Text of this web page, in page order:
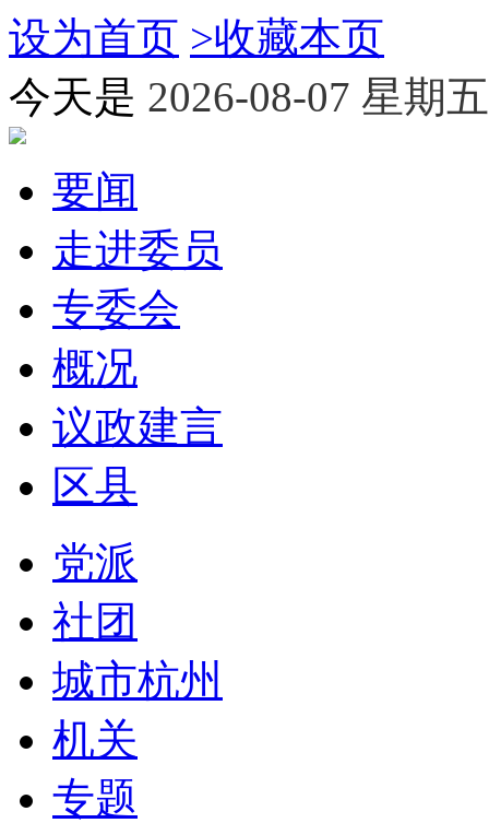
设为首页 >收藏本页
今天是 2026-08-07 星期五
要闻
走进委员
专委会
概况
议政建言
区县
党派
社团
城市杭州
机关
专题